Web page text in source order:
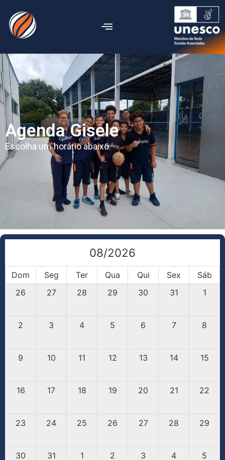
Agenda Gisele
Escolha um horário abaixo.
08/2026
Dom Seg Ter Qua Qui Sex
Sáb
26
27 28 29 30 31 1
2 3 4 5 6 7 8
9 10 11 12 13 14 15
16 17 18 19 20 21 22
23 24 25 26 27 28 29
30 31 1 2 3 4 5